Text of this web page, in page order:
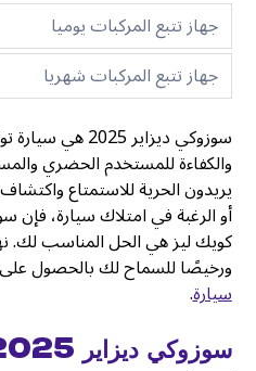
جهاز تتبع المركبات يوميا
جهاز تتبع المركبات شهريا
سوزوكي ديزاير
والكفاءة للمستخدم الحضري
يريدون الحرية للاستمتاع
كويك ليز هي الحل المناسب لك.
ورخيصًا للسماح لك بالحصول
سيارة.
سوزوكي ديزاير 2025: نظرة أقرب: